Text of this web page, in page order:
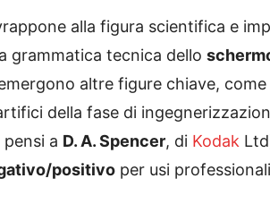
alla figura scientifica e
grammatica tecnica dello
altre figure chiave, come
della fase di
a D. A. Spencer, di Kodak
positivo per usi